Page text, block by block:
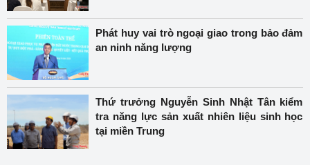
Phát huy vai trò ngoại giao trong bảo đảm
an ninh năng lượng
Thứ trưởng Nguyễn Sinh Nhật Tân kiểm
tra năng lực sản xuất nhiên liệu sinh học
tại miền Trung